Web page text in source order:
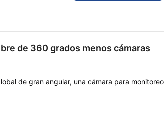
de 360 ​​grados menos cámaras
de gran angular, una cámara para monitoreo